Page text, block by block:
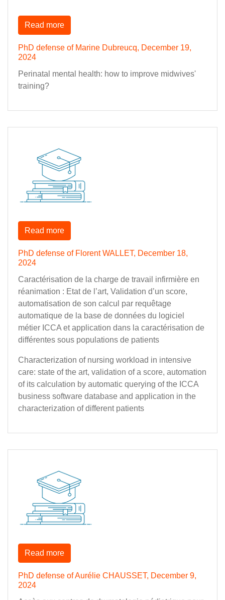
PhD defense of Marine Dubreucq, December 19,
2024
Perinatal mental health: how to improve midwives'
training?
Read more
PhD defense of Florent WALLET, December 18,
2024
Caractérisation de la charge de travail infirmière en
réanimation : Etat de l’art, Validation d’un score,
automatisation de son calcul par requêtage
automatique de la base de données du logiciel
métier ICCA et application dans la caractérisation de
différentes sous populations de patients
Characterization of nursing workload in intensive
care: state of the art, validation of a score, automation
of its calculation by automatic querying of the ICCA
business software database and application in the
characterization of different patients
Read more
PhD defense of Aurélie CHAUSSET, December 9,
2024
Read more